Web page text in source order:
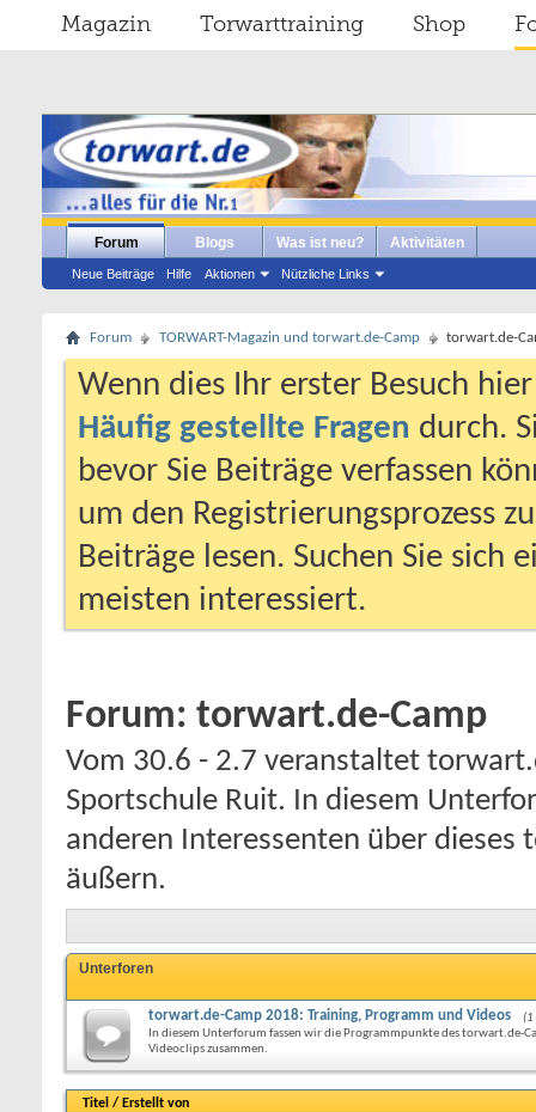
Magazin Torwarttraining Shop
Forum
Neue Beiträge Hilfe Aktionen Nützliche Links
Blogs Was ist neu? Aktivitäten
Forum TORWART-Magazin und torwart.de-Camp torwart.de-
Wenn dies Ihr erster Besuch
Häufig gestellte Fragen durch.
bevor Sie Beiträge verfassen
um den Registrierungsprozess
Beiträge lesen. Suchen Sie sich
meisten interessiert.
Forum: torwart.de-Camp
Vom 30.6 - 2.7 veranstaltet
Sportschule Ruit. In diesem
anderen Interessenten über
äußern.
Unterforen
torwart.de-Camp 2018: Training, Programm und Videos
In diesem Unterforum fassen wir die Programmpunkte des torwart.de-
Videoclips zusammen.
Titel / Erstellt von